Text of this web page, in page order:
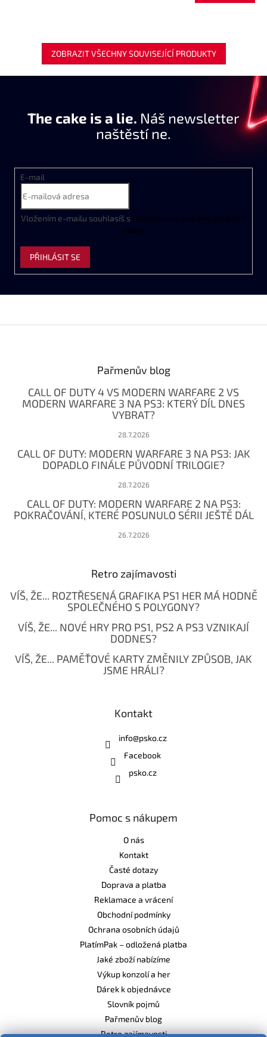
ZOBRAZIT VŠECHNY SOUVISEJÍCÍ PRODUKTY
The cake is a lie. Náš newsletter
naštěstí ne.
E-mail
Vložením e-mailu souhlasíš s podmínkami ochrany osobních
údajů
PŘIHLÁSIT SE
Pařmenův blog
CALL OF DUTY 4 VS MODERN WARFARE 2 VS
MODERN WARFARE 3 NA PS3: KTERÝ DÍL DNES
VYBRAT?
28.7.2026
CALL OF DUTY: MODERN WARFARE 3 NA PS3: JAK
DOPADLO FINÁLE PŮVODNÍ TRILOGIE?
28.7.2026
CALL OF DUTY: MODERN WARFARE 2 NA PS3:
POKRAČOVÁNÍ, KTERÉ POSUNULO SÉRII JEŠTĚ DÁL
26.7.2026
Retro zajímavosti
VÍŠ, ŽE... ROZTŘESENÁ GRAFIKA PS1 HER MÁ HODNĚ
SPOLEČNÉHO S POLYGONY?
VÍŠ, ŽE... NOVÉ HRY PRO PS1, PS2 A PS3 VZNIKAJÍ
DODNES?
VÍŠ, ŽE... PAMĚŤOVÉ KARTY ZMĚNILY ZPŮSOB, JAK
JSME HRÁLI?
Kontakt
info@psko.cz
Facebook
psko.cz
Pomoc s nákupem
O nás
Kontakt
Časté dotazy
Doprava a platba
Reklamace a vrácení
Obchodní podmínky
Ochrana osobních údajů
PlatímPak – odložená platba
Jaké zboží nabízíme
Výkup konzolí a her
Dárek k objednávce
Slovník pojmů
Pařmenův blog
Retro zajímavosti